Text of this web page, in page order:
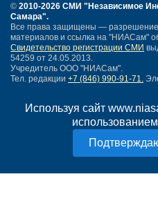
Используя сайт
© 2010-2026 СМИ "Независимое
Самара".
Все права защищены — разрешение
материалов и ссылка на "НИАСам"
Свидетельство регистрации СМИ
54259 от 24.05.2013.
Учредитель ООО "НИАСам".
Тел. редакции +7 (846) 990-91-71.
Карта сайта
Нашли ошибку?
Политика конфиденциальности
Согласие на обработку